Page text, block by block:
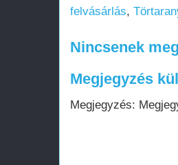
felvásárlás,
Nincsenek
Megjegyzés
Megjegyzés: